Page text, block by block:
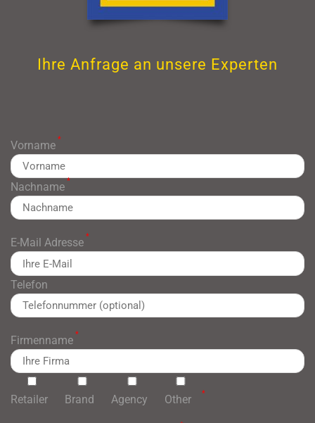
Ihre Anfrage an unsere Experten
Vorname *
Nachname*
E-Mail Adresse *
Telefon
Firmenname *
Retailer Brand Agency Other *